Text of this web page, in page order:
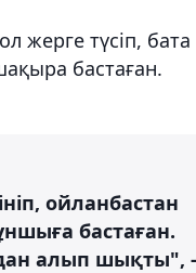
жерге түсіп, бата
бастаған.
ойланбастан
бастаған.
алып шықты", -